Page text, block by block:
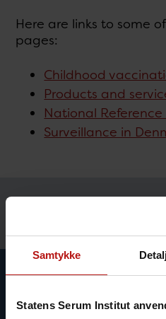
Samtykke
Statens Serum Institut
Here are links to some
pages:
Childhood
Products and
National
Surveillance in